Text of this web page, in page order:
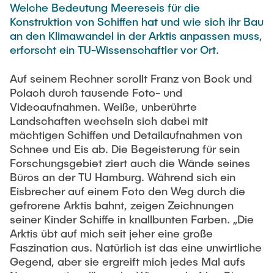
Moritz Bäcker
Nils Bade
Frederike Bartels
Niklas Frewer
Kristina Heß
Kai Christian Hübner
Omar Jabi
Marvin Jäger
Sarah Klass
Dominik Langer
Rasmus Mentzer
Philip Riege
Georg Frederik Riemschneider
ElektRail
I3 Junior
Things@TUHHLab
Abgeschlossene Projekte
Ausstattung des Instituts
Messtechnik
Aufbautechnologien
Feinmechanik
Software
Welche Bedeutung Meereseis für die
Konstruktion von Schiffen hat und wie sich ihr Bau
an den Klimawandel in der Arktis anpassen muss,
erforscht ein TU-Wissenschaftler vor Ort.
Auf seinem Rechner scrollt Franz von Bock und
Polach durch tausende Foto- und
Videoaufnahmen. Weiße, unberührte
Landschaften wechseln sich dabei mit
mächtigen Schiffen und Detailaufnahmen von
Schnee und Eis ab. Die Begeisterung für sein
Forschungsgebiet ziert auch die Wände seines
Büros an der TU Hamburg. Während sich ein
Eisbrecher auf einem Foto den Weg durch die
gefrorene Arktis bahnt, zeigen Zeichnungen
seiner Kinder Schiffe in knallbunten Farben. „Die
Arktis übt auf mich seit jeher eine große
Faszination aus. Natürlich ist das eine unwirtliche
Gegend, aber sie ergreift mich jedes Mal aufs